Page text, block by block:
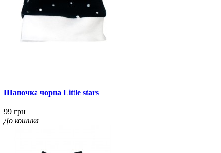
Шапочка чорна Little stars
99 грн
До кошика